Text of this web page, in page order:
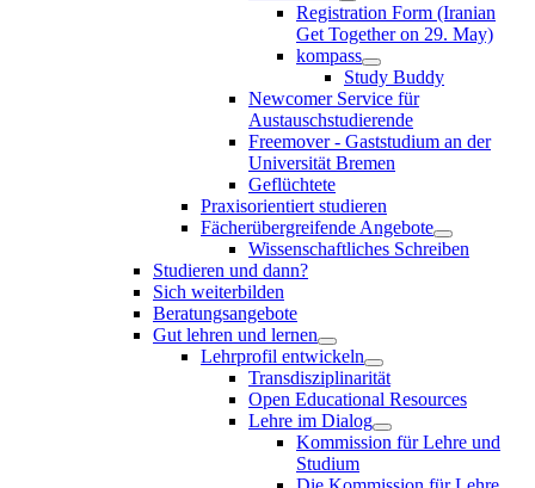
Registration Form (Iranian
Get Together on 29. May)
kompass
Study Buddy
Newcomer Service für
Austauschstudierende
Freemover - Gaststudium an der
Universität Bremen
Geflüchtete
Praxisorientiert studieren
Fächerübergreifende Angebote
Wissenschaftliches Schreiben
Studieren und dann?
Sich weiterbilden
Beratungsangebote
Gut lehren und lernen
Lehrprofil entwickeln
Transdisziplinarität
Open Educational Resources
Lehre im Dialog
Kommission für Lehre und
Studium